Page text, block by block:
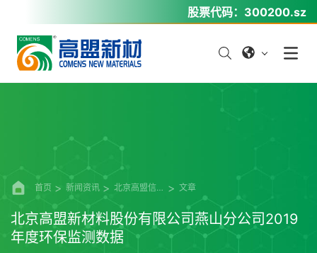
股票代码： 300200.sz
首页 新闻资讯 北京高盟信息公开 文章
北京高盟新材料股份有限公司燕山分公司2019
年度环保监测数据